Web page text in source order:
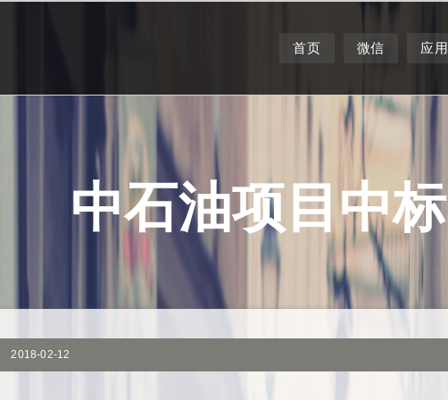
首页 微信 应用
中石油项目中标
2018-02-12